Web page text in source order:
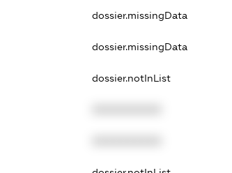
dossier.missingData
dossier.missingData
dossier.notInList